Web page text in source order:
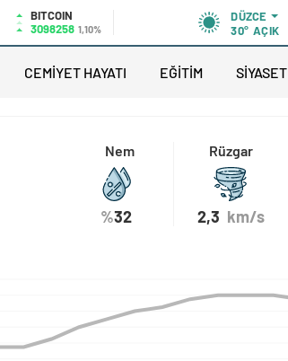
BITCOIN
3098258 1,10%
DÜZCE
30° AÇIK
CEMİYET HAYATI EĞİTİM SİYASET
Nem
%32
Rüzgar
2,3 km/s